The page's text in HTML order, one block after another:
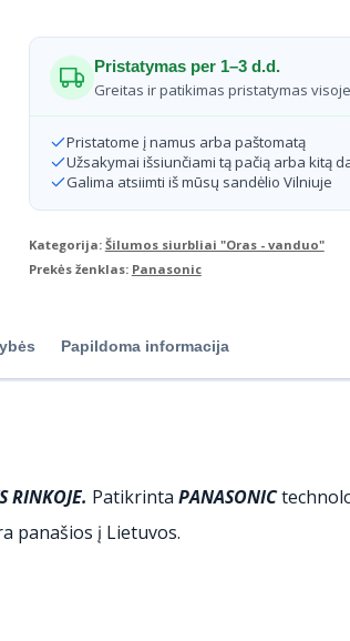
WH-
ADC0309J3E5C
/
WH-
UD07JE5,
kW
Pristatymas per 1–3 d.d.
Greitas ir patikimas pristatymas
Pristatome į namus arba paštomatą
Užsakymai išsiunčiami tą pačią arba kitą
Galima atsiimti iš mūsų sandėlio Vilniuje
Kategorija: Šilumos siurbliai "Oras - vanduo"
Prekės ženklas: Panasonic
Papildoma informacija
RINKOJE. Patikrinta PANASONIC
panašios į Lietuvos.